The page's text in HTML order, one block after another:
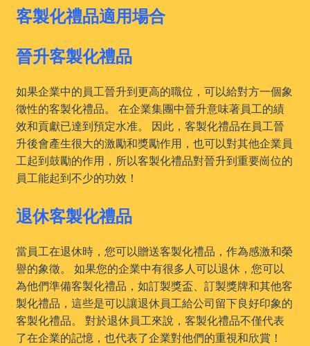
客製化禮品適用場合
晉升客製化禮品
如果企業中的員工晉升到更高的職位，可以給對方一個象
徵性的客製化禮品。 在企業集團中晉升意味著員工的績
效和貢獻已達到預定水准。 因此，客製化禮品在員工晉
升後會產生很大的激勵和獎勵作用，也可以對其他企業員
工起到鼓勵的作用，所以客製化禮品對晉升到重要崗位的
員工能起到不少的功效！
退休客製化禮品
當員工在退休時，您可以贈送客製化禮品，作為感激和榮
譽的象徵。 如果您的企業中有很多人可以退休，您可以
為他們準備客製化禮品，如訂製獎盃、訂製獎牌和其他客
製化禮品，這些是可以讓退休員工給公司留下良好印象的
客製化禮品。 對於退休員工來說，客製化禮品不僅代表
了在企業的記憶，也代表了企業對他們的重視和欣賞！